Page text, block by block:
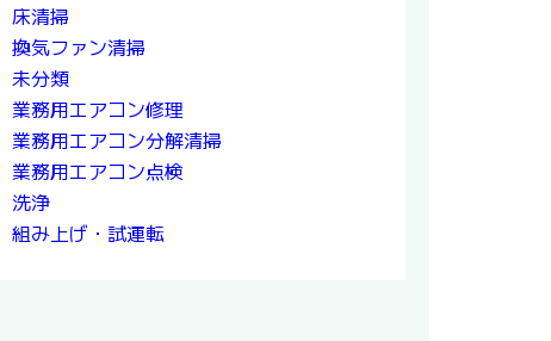
床清掃
換気ファン清掃
未分類
業務用エアコン修理
業務用エアコン分解清掃
業務用エアコン点検
洗浄
組み上げ・試運転